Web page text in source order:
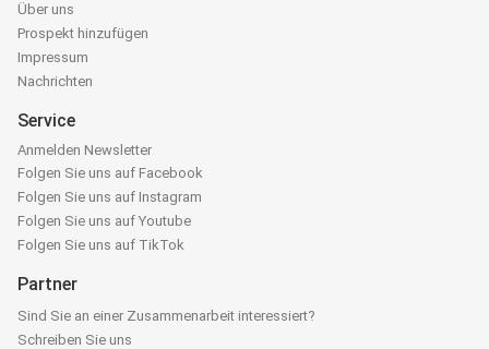
Über uns
Prospekt hinzufügen
Impressum
Nachrichten
Service
Anmelden Newsletter
Folgen Sie uns auf Facebook
Folgen Sie uns auf Instagram
Folgen Sie uns auf Youtube
Folgen Sie uns auf TikTok
Partner
Sind Sie an einer Zusammenarbeit interessiert?
Schreiben Sie uns